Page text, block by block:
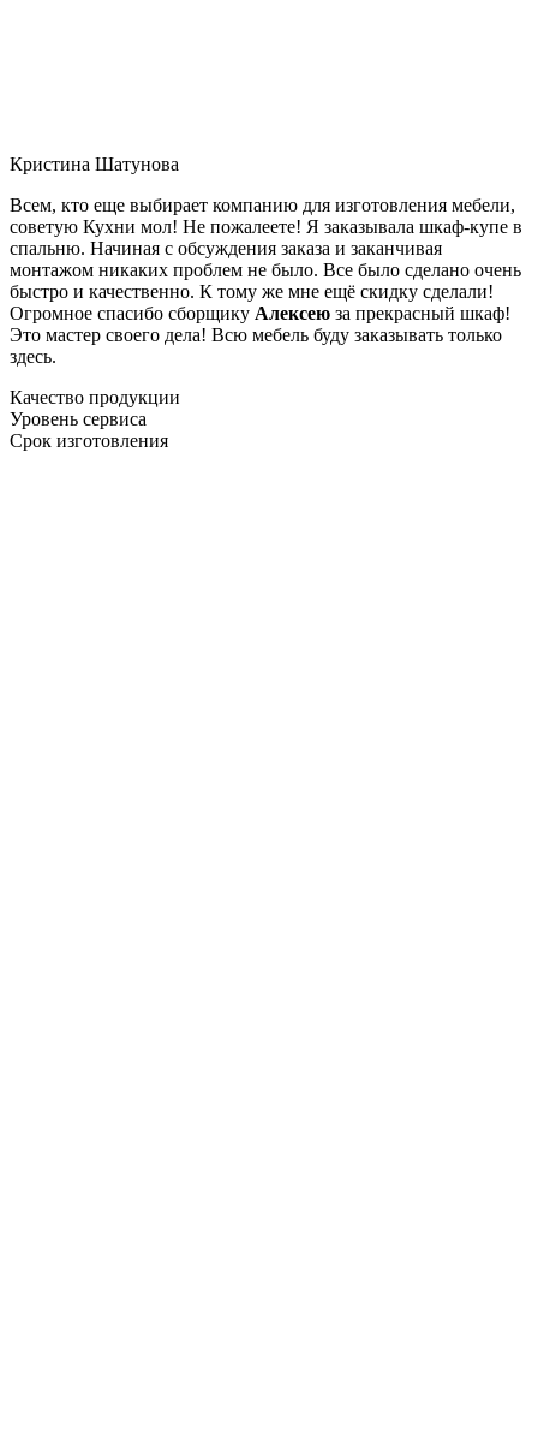
Кристина Шатунова
Всем, кто еще выбирает компанию для изготовления мебели,
советую Кухни мол! Не пожалеете! Я заказывала шкаф-купе в
спальню. Начиная с обсуждения заказа и заканчивая
монтажом никаких проблем не было. Все было сделано очень
быстро и качественно. К тому же мне ещё скидку сделали!
Огромное спасибо сборщику Алексею за прекрасный шкаф!
Это мастер своего дела! Всю мебель буду заказывать только
здесь.
Качество продукции
Уровень сервиса
Срок изготовления